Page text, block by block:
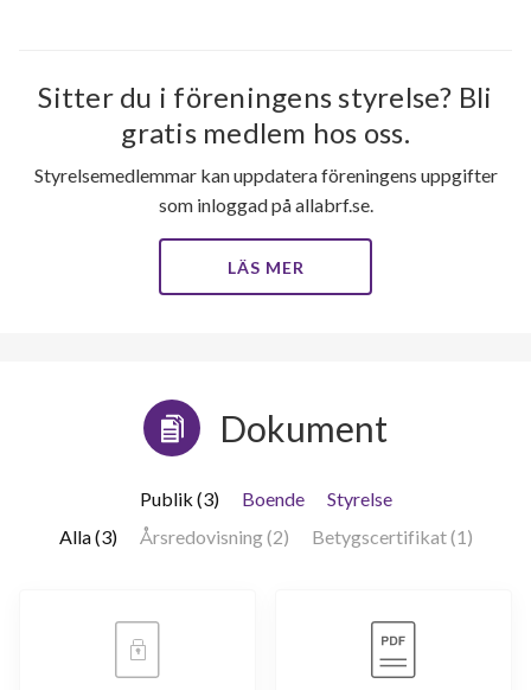
Sitter du i föreningens styrelse? Bli
gratis medlem hos oss.
Styrelsemedlemmar kan uppdatera föreningens uppgifter
som inloggad på allabrf.se.
LÄS MER
Dokument
Publik (3) Boende
Styrelse
Alla (3)
Årsredovisning (2) Betygscertifikat (1)